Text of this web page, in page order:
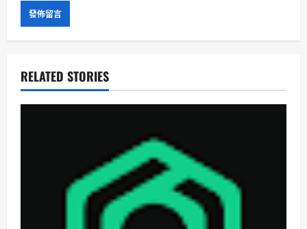
RELATED STORIES